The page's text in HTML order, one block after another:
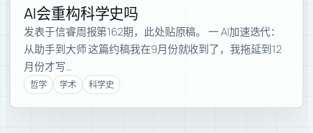
AI会重构科学史吗
发表于信睿周报第162期，此处贴原稿。 一 AI加速迭代：
从助手到大师 这篇约稿我在9月份就收到了，我拖延到12
月份才写…
哲学 学术 科学史